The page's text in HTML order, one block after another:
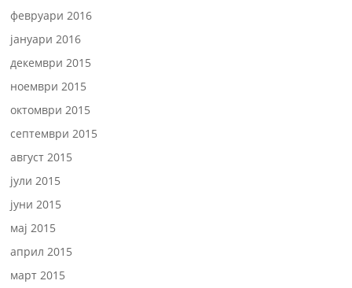
февруари 2016
јануари 2016
декември 2015
ноември 2015
октомври 2015
септември 2015
август 2015
јули 2015
јуни 2015
мај 2015
април 2015
март 2015